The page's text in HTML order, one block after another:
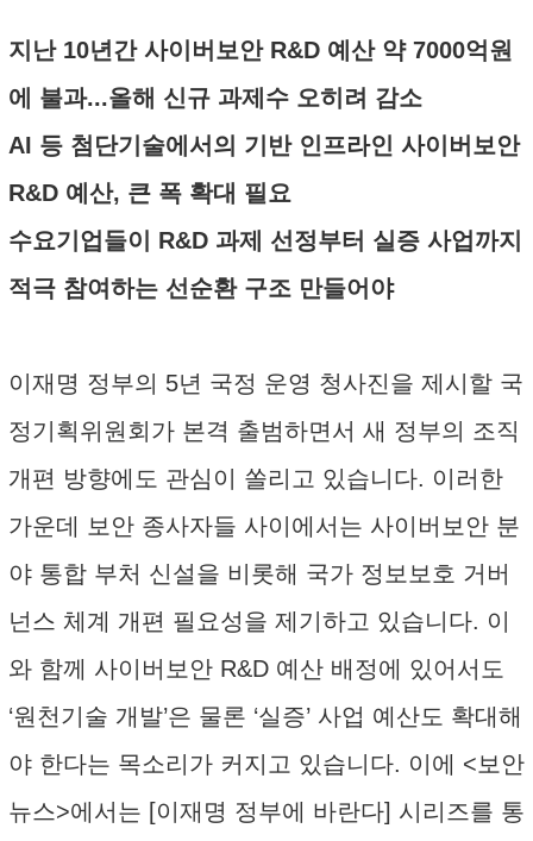
지난 10년간 사이버보안 R&D 예산 약 7000억원
에 불과...올해 신규 과제수 오히려 감소
AI 등 첨단기술에서의 기반 인프라인 사이버보안
R&D 예산, 큰 폭 확대 필요
수요기업들이 R&D 과제 선정부터 실증 사업까지
적극 참여하는 선순환 구조 만들어야
이재명 정부의 5년 국정 운영 청사진을 제시할 국
정기획위원회가 본격 출범하면서 새 정부의 조직
개편 방향에도 관심이 쏠리고 있습니다. 이러한
가운데 보안 종사자들 사이에서는 사이버보안 분
야 통합 부처 신설을 비롯해 국가 정보보호 거버
넌스 체계 개편 필요성을 제기하고 있습니다. 이
와 함께 사이버보안 R&D 예산 배정에 있어서도
‘원천기술 개발’은 물론 ‘실증’ 사업 예산도 확대해
야 한다는 목소리가 커지고 있습니다. 이에 <보안
뉴스>에서는 [이재명 정부에 바란다] 시리즈를 통